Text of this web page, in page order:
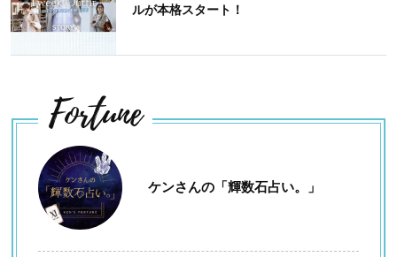
ルが本格スタート！
Fortune
ケンさんの「輝数石占い。」